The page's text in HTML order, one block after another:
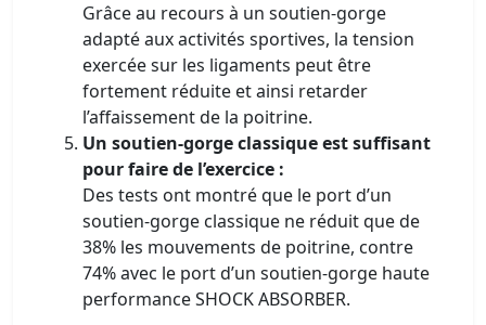
Grâce au recours à un soutien-gorge
adapté aux activités sportives, la tension
exercée sur les ligaments peut être
fortement réduite et ainsi retarder
l’affaissement de la poitrine.
Un soutien-gorge classique est suffisant
pour faire de l’exercice :
Des tests ont montré que le port d’un
soutien-gorge classique ne réduit que de
38% les mouvements de poitrine, contre
74% avec le port d’un soutien-gorge haute
performance SHOCK ABSORBER.